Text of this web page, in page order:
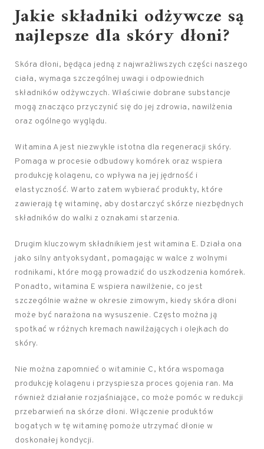
Jakie składniki odżywcze są
najlepsze dla skóry dłoni?
Skóra dłoni, będąca jedną z najwrażliwszych części naszego
ciała, wymaga szczególnej uwagi i odpowiednich
składników odżywczych. Właściwie dobrane substancje
mogą znacząco przyczynić się do jej zdrowia, nawilżenia
oraz ogólnego wyglądu.
Witamina A jest niezwykle istotna dla regeneracji skóry.
Pomaga w procesie odbudowy komórek oraz wspiera
produkcję kolagenu, co wpływa na jej jędrność i
elastyczność. Warto zatem wybierać produkty, które
zawierają tę witaminę, aby dostarczyć skórze niezbędnych
składników do walki z oznakami starzenia.
Drugim kluczowym składnikiem jest witamina E. Działa ona
jako silny antyoksydant, pomagając w walce z wolnymi
rodnikami, które mogą prowadzić do uszkodzenia komórek.
Ponadto, witamina E wspiera nawilżenie, co jest
szczególnie ważne w okresie zimowym, kiedy skóra dłoni
może być narażona na wysuszenie. Często można ją
spotkać w różnych kremach nawilżających i olejkach do
skóry.
Nie można zapomnieć o witaminie C, która wspomaga
produkcję kolagenu i przyspiesza proces gojenia ran. Ma
również działanie rozjaśniające, co może pomóc w redukcji
przebarwień na skórze dłoni. Włączenie produktów
bogatych w tę witaminę pomoże utrzymać dłonie w
doskonałej kondycji.